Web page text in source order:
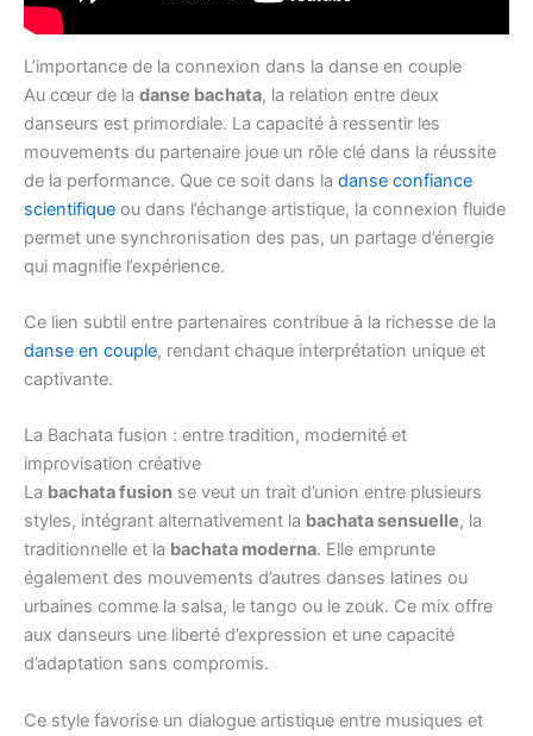
L’importance de la connexion dans la danse en couple
Au cœur de la danse bachata, la relation entre deux
danseurs est primordiale. La capacité à ressentir les
mouvements du partenaire joue un rôle clé dans la réussite
de la performance. Que ce soit dans la danse confiance
scientifique ou dans l’échange artistique, la connexion fluide
permet une synchronisation des pas, un partage d’énergie
qui magnifie l’expérience.
Ce lien subtil entre partenaires contribue à la richesse de la
danse en couple, rendant chaque interprétation unique et
captivante.
La Bachata fusion : entre tradition, modernité et
improvisation créative
La bachata fusion se veut un trait d’union entre plusieurs
styles, intégrant alternativement la bachata sensuelle, la
traditionnelle et la bachata moderna. Elle emprunte
également des mouvements d’autres danses latines ou
urbaines comme la salsa, le tango ou le zouk. Ce mix offre
aux danseurs une liberté d’expression et une capacité
d’adaptation sans compromis.
Ce style favorise un dialogue artistique entre musiques et